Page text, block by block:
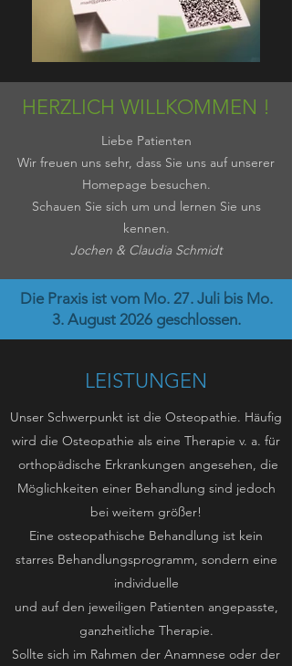
HERZLICH WILLKOMMEN !
Liebe Patienten
Wir freuen uns sehr, dass Sie uns auf unserer
Homepage besuchen.
Schauen Sie sich um und lernen Sie uns
kennen.
Jochen & Claudia Schmidt
Die Praxis ist vom Mo. 27. Juli bis Mo.
3. August 2026 geschlossen.
LEISTUNGEN
Unser Schwerpunkt ist die Osteopathie. Häufig
wird die Osteopathie als eine Therapie v. a. für
orthopädische Erkrankungen angesehen, die
Möglichkeiten einer Behandlung sind jedoch
bei weitem größer!
Eine osteopathische Behandlung ist kein
starres Behandlungsprogramm, sondern eine
individuelle
und auf den jeweiligen Patienten angepasste,
ganzheitliche Therapie.
Sollte sich im Rahmen der Anamnese oder der